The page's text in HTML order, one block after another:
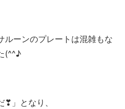
ルーンのプレートは混雑もな
(^^♪
❣」となり、